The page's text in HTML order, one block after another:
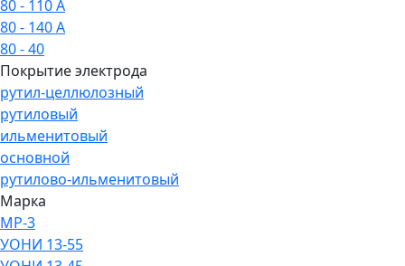
80 - 110 А
80 - 140 А
80 - 40
Покрытие электрода
рутил-целлюлозный
рутиловый
ильменитовый
основной
рутилово-ильменитовый
Марка
МР-3
УОНИ 13-55